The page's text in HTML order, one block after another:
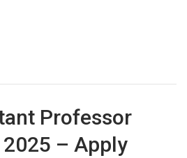
Professor
– Apply